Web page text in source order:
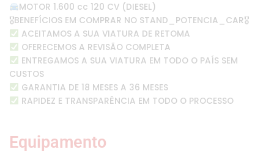
MOTOR 1.600 cc 120 CV (DIESEL)
🎖BENEFÍCIOS EM COMPRAR NO STAND_POTENCIA_CAR🎖
ACEITAMOS A SUA VIATURA DE RETOMA
OFERECEMOS A REVISÃO COMPLETA
ENTREGAMOS A SUA VIATURA EM TODO O PAÍS SEM
CUSTOS
GARANTIA DE 18 MESES A 36 MESES
RAPIDEZ E TRANSPARÊNCIA EM TODO O PROCESSO
Equipamento